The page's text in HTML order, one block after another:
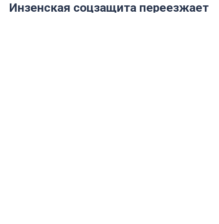
Инзенская соцзащита переезжает